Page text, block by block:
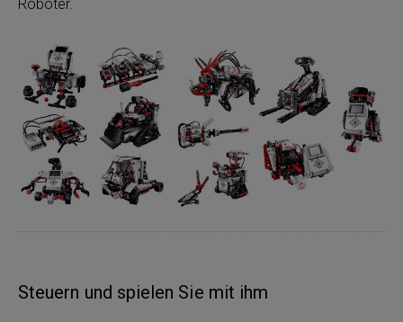
Roboter.
Steuern und spielen Sie mit ihm